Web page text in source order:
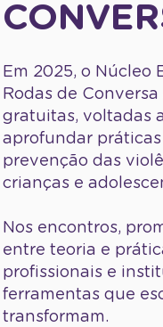
Em 2025, o Núcleo
Rodas de
gratuitas, voltadas
aprofundar
prevenção das
crianças e
Nos encontros,
entre teoria e
profissionais e
ferramentas que
transformam.